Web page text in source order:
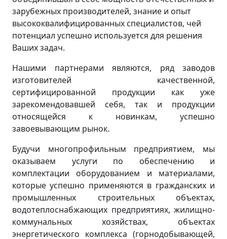
зарубежных производителей, знание и опыт
высококвалифицированных специалистов, чей
потенциал успешно используется для решения
Ваших задач.
Нашими партнерами являются, ряд заводов
изготовителей качественной,
сертифицированной продукции как уже
зарекомендовавшей себя, так и продукции
относящейся к новинкам, успешно
завоевывающим рынок.
Будучи многопрофильным предприятием, мы
оказываем услуги по обеспечению и
комплектации оборудованием и материалами,
которые успешно применяются в гражданских и
промышленных строительных объектах,
водотеплоснабжающих предприятиях, жилищно-
коммунальных хозяйствах, объектах
энергетического комплекса (горнодобывающей,